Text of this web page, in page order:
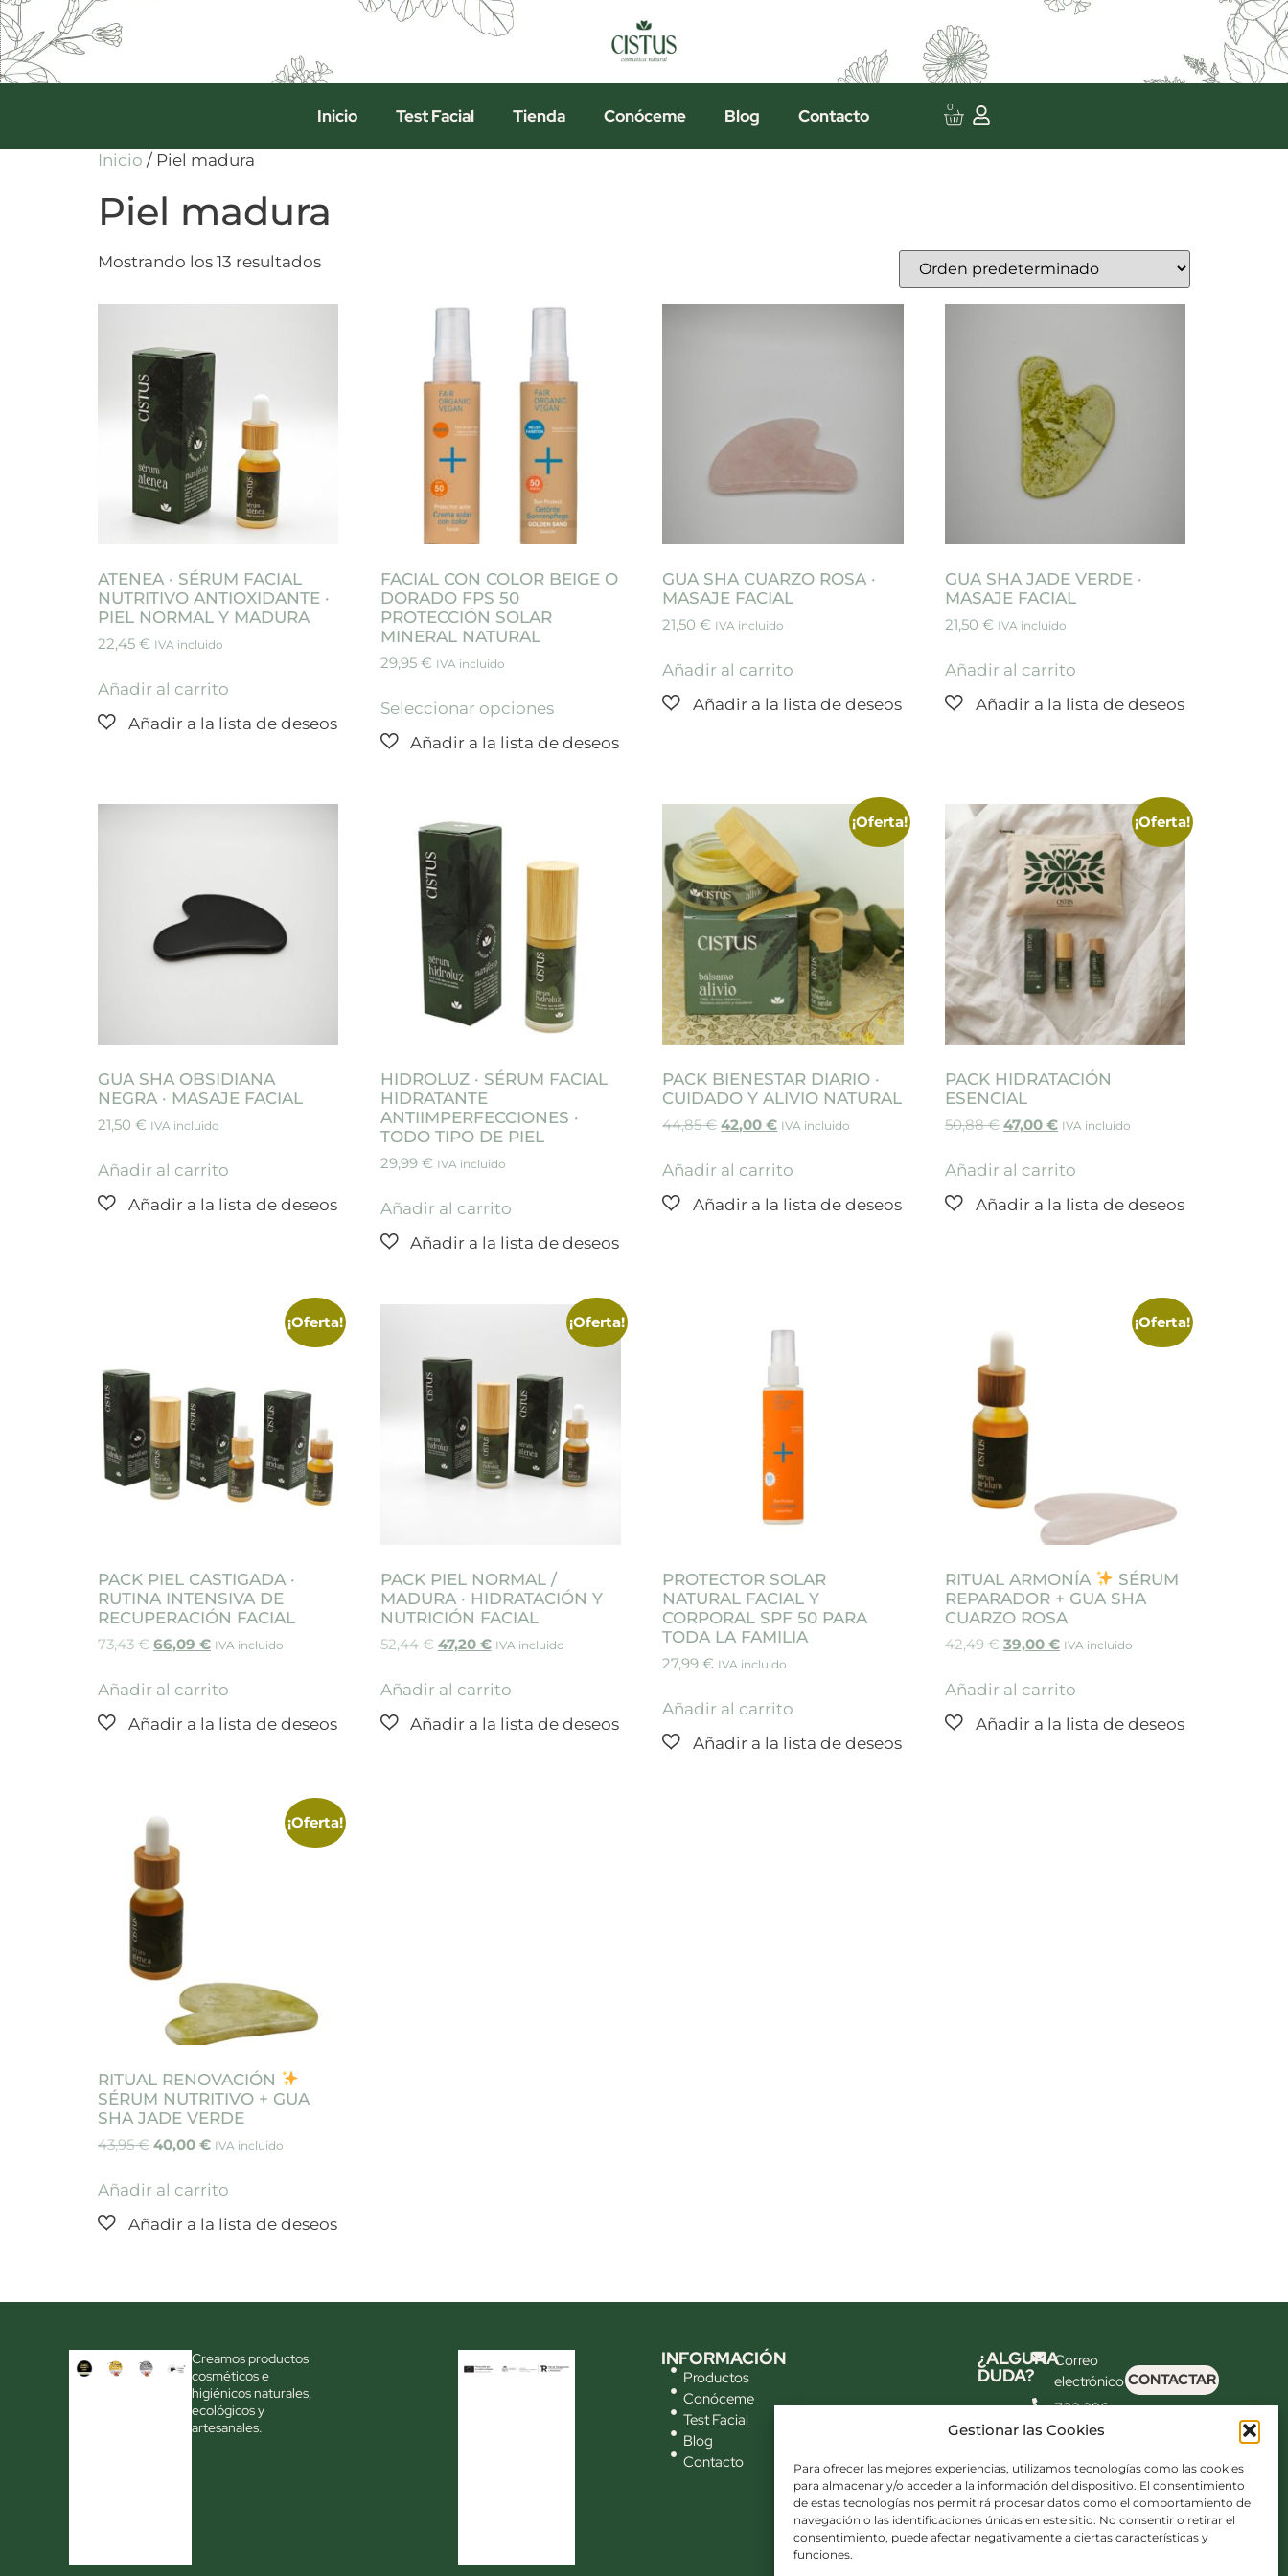
Gestionar las Cookies
Para ofrecer las mejores experiencias, utilizamos tecnologías como las cookies
para almacenar y/o acceder a la información del dispositivo. El consentimiento
de estas tecnologías nos permitirá procesar datos como el comportamiento de
navegación o las identificaciones únicas en este sitio. No consentir o retirar el
consentimiento, puede afectar negativamente a ciertas características y
funciones.
Inicio Test Facial Tienda Conóceme Blog Contacto 0
Inicio / Piel madura
Piel madura
Mostrando los 13 resultados
ATENEA · SÉRUM FACIAL
NUTRITIVO ANTIOXIDANTE ·
PIEL NORMAL Y MADURA
22,45 € IVA incluido
Añadir al carrito
FACIAL CON COLOR BEIGE O
DORADO FPS 50
PROTECCIÓN SOLAR
MINERAL NATURAL
29,95 € IVA incluido
Seleccionar opciones
GUA SHA CUARZO ROSA ·
MASAJE FACIAL
21,50€ IVA incluido
Añadir al carrito
GUA SHA JADE VERDE ·
MASAJE FACIAL
21,50€ IVA incluido
Añadir al carrito
GUA SHA OBSIDIANA
NEGRA · MASAJE FACIAL
21,50 € IVA incluido
Añadir al carrito
HIDROLUZ · SÉRUM FACIAL
HIDRATANTE
ANTIIMPERFECCIONES ·
TODO TIPO DE PIEL
29,99 € IVA incluido
Añadir al carrito
¡Oferta!
PACK BIENESTAR DIARIO ·
CUIDADO Y ALIVIO NATURAL
44,85€ 42,00€ IVA incluido
Añadir al carrito
¡Oferta!
PACK HIDRATACIÓN
ESENCIAL
50,88€ 47,00€ IVA incluido
Añadir al carrito
¡Oferta!
PACK PIEL CASTIGADA ·
RUTINA INTENSIVA DE
RECUPERACIÓN FACIAL
73,43€ 66,09 € IVA incluido
Añadir al carrito
¡Oferta!
PACK PIEL NORMAL /
MADURA · HIDRATACIÓN Y
NUTRICIÓN FACIAL
52,44€ 47,20 € IVA incluido
Añadir al carrito
PROTECTOR SOLAR
NATURAL FACIAL Y
CORPORAL SPF 50 PARA
TODA LA FAMILIA
27,99€ IVA incluido
Añadir al carrito
¡Oferta!
RITUAL ARMONÍA
SÉRUM
REPARADOR + GUA SHA
CUARZO ROSA
42,49€ 39,00€ IVA incluido
Añadir al carrito
¡Oferta!
RITUAL RENOVACIÓN
SÉRUM NUTRITIVO + GUA
SHA JADE VERDE
43,95€ 40,00 € IVA incluido
Añadir al carrito
Creamos productos
cosméticos e
higiénicos naturales,
ecológicos y
artesanales.
INFORMACIÓN
Productos
Conóceme
Test Facial
Blog
Contacto
¿ALGUNA
DUDA?
Correo
electrónico
722 396
699
Síguenos
también en
el
laboratorio
CONTACTAR